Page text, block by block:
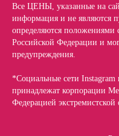
Все ЦЕНЫ, указанные на
информация и не являются
определяются положениями
Российской Федерации и
предупреждения.
*Социальные сети
принадлежат корпорации
Федерацией экстремистской